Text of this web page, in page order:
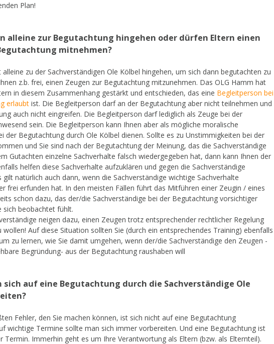
Plan!
alleine zur Begutachtung hingehen oder dürfen Eltern einen
mitnehmen?
alleine zu der Sachverständigen Ole Kölbel hingehen, um sich dann begutachten zu
z.b. frei, einen Zeugen zur Begutachtung mitzunehmen. Das OLG Hamm hat
in diesem Zusammenhang gestärkt und entschieden, das eine Begleitperson bei
erlaubt ist. Die Begleitperson darf an der Begutachtung aber nicht teilnehmen und
auch nicht eingreifen. Die Begleitperson darf lediglich als Zeuge bei der
sein. Die Begleitperson kann Ihnen aber als mögliche moralische
der Begutachtung durch Ole Kölbel dienen. Sollte es zu Unstimmigkeiten bei der
und Sie sind nach der Begutachtung der Meinung, das die Sachverständige
Gutachten einzelne Sachverhalte falsch wiedergegeben hat, dann kann Ihnen der
helfen diese Sachverhalte aufzuklären und gegen die Sachverständige
gilt natürlich auch dann, wenn die Sachverständige wichtige Sachverhalte
frei erfunden hat. In den meisten Fällen führt das Mitführen einer Zeugin / eines
schon dazu, das der/die Sachverständige bei der Begutachtung vorsichtiger
sich beobachtet fühlt.
neigen dazu, einen Zeugen trotz entsprechender rechtlicher Regelung
wollen! Auf diese Situation sollten Sie (durch ein entsprechendes Training) ebenfalls
zu lernen, wie Sie damit umgehen, wenn der/die Sachverständige den Zeugen -
Begründung- aus der Begutachtung raushaben will
sich auf eine Begutachtung durch die Sachverständige Ole
Fehler, den Sie machen können, ist sich nicht auf eine Begutachtung
wichtige Termine sollte man sich immer vorbereiten. Und eine Begutachtung ist
Termin. Immerhin geht es um Ihre Verantwortung als Eltern (bzw. als Elternteil).